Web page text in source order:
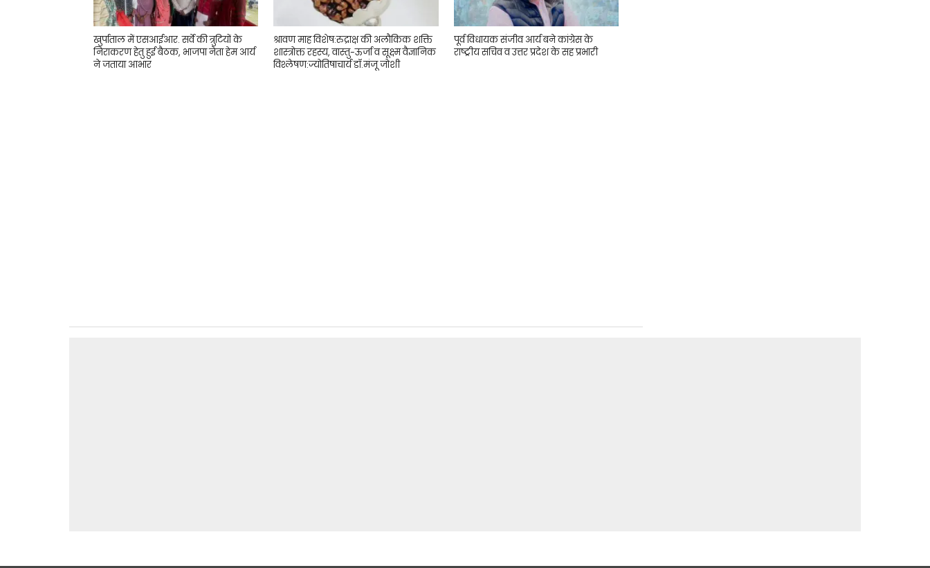
खुर्पाताल में एसआईआर. सर्वे की त्रुटियों के
निराकरण हेतु हुई बैठक, भाजपा नेता हेम आर्य
ने जताया आभार
श्रावण माह विशेष:रुद्राक्ष की अलौकिक शक्ति
शास्त्रोक्त रहस्य, वास्तु-ऊर्जा व सूक्ष्म वैज्ञानिक
विश्लेषण:ज्योतिषाचार्य डॉ.मंजू जोशी
पूर्व विधायक संजीव आर्य बने कांग्रेस के
राष्ट्रीय सचिव व उत्तर प्रदेश के सह प्रभारी